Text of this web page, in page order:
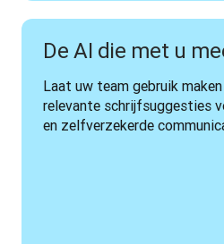
De AI die met u
Laat uw team gebruik
relevante schrijfsuggesties
en zelfverzekerde